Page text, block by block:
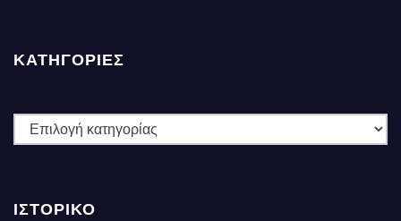
ΚΑΤΗΓΟΡΙΕΣ
ΚΑΤΗΓΟΡΙΕΣ
ΙΣΤΟΡΙΚΌ